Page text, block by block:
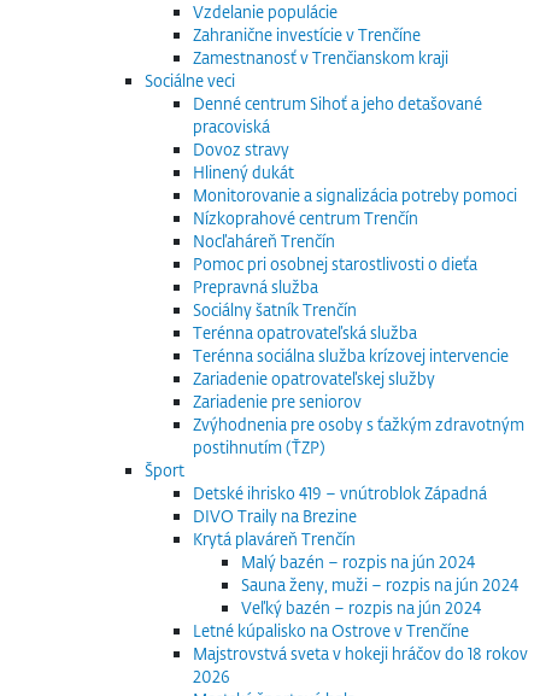
Vzdelanie populácie
Zahranične investície v Trenčíne
Zamestnanosť v Trenčianskom kraji
Sociálne veci
Denné centrum Sihoť a jeho detašované
pracoviská
Dovoz stravy
Hlinený dukát
Monitorovanie a signalizácia potreby pomoci
Nízkoprahové centrum Trenčín
Nocľaháreň Trenčín
Pomoc pri osobnej starostlivosti o dieťa
Prepravná služba
Sociálny šatník Trenčín
Terénna opatrovateľská služba
Terénna sociálna služba krízovej intervencie
Zariadenie opatrovateľskej služby
Zariadenie pre seniorov
Zvýhodnenia pre osoby s ťažkým zdravotným
postihnutím (ŤZP)
Šport
Detské ihrisko 419 – vnútroblok Západná
DIVO Traily na Brezine
Krytá plaváreň Trenčín
Malý bazén – rozpis na jún 2024
Sauna ženy, muži – rozpis na jún 2024
Veľký bazén – rozpis na jún 2024
Letné kúpalisko na Ostrove v Trenčíne
Majstrovstvá sveta v hokeji hráčov do 18 rokov
2026